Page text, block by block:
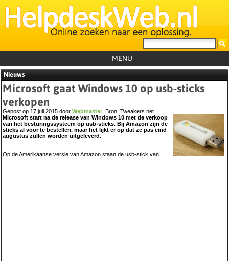
MENU
Tutorials
Foutcodes
Helpdesks
Nieuws
Microsoft gaat Windows 10 op usb-sticks
verkopen
Gepost op 17 juli 2015 door Webmaster . Bron: Tweakers.net
Microsoft start na de release van Windows 10 met de verkoop
van het besturingssysteem op usb-sticks. Bij Amazon zijn de
sticks al voor te bestellen, maar het lijkt er op dat ze pas eind
augustus zullen worden uitgeleverd.
Op de Amerikaanse versie van Amazon staan de usb-stick van